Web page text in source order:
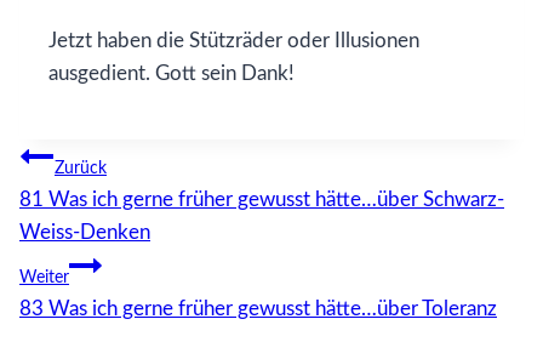
Jetzt haben die Stützräder oder Illusionen
ausgedient. Gott sein Dank!
Beitragsnavigation
Zurück
81 Was ich gerne früher gewusst hätte…über Schwarz-
Weiss-Denken
Weiter
83 Was ich gerne früher gewusst hätte…über Toleranz